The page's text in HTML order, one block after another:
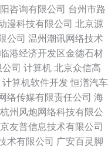
咨询有限公司 台州市路
漫科技有限公司 北京源
公司 温州潮讯网络技术
港经济开发区金德石材
司 计算机 北京众信高
计算机软件开发 恒潽汽车
络传媒有限责任公司 海
杭州风炮网络科技有限公
友普信息技术有限公司
术有限公司 广安百灵脚